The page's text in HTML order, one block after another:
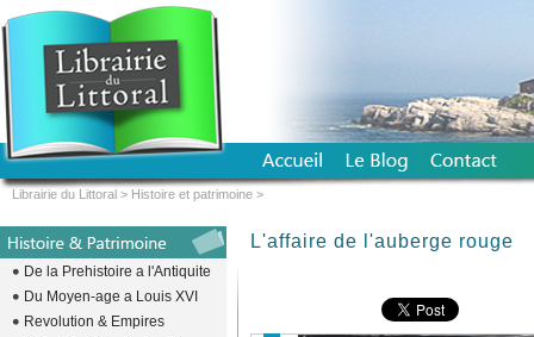
L'affaire de l'auberge rouge
De la Prehistoire a l'Antiquite
Du Moyen-age a Louis XVI
Revolution & Empires
Librairie du Littoral > Histoire et patrimoine >